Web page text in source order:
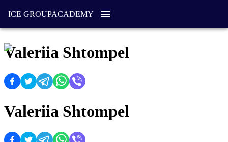
ICE GROUPACADEMY
Valeriia Shtompel
Valeriia Shtompel